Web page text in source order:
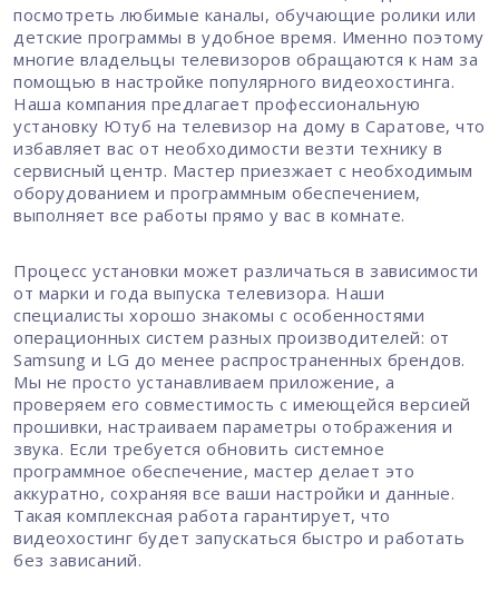
посмотреть любимые каналы, обучающие ролики или
детские программы в удобное время. Именно поэтому
многие владельцы телевизоров обращаются к нам за
помощью в настройке популярного видеохостинга.
Наша компания предлагает профессиональную
установку Ютуб на телевизор на дому в Саратове, что
избавляет вас от необходимости везти технику в
сервисный центр. Мастер приезжает с необходимым
оборудованием и программным обеспечением,
выполняет все работы прямо у вас в комнате.
Процесс установки может различаться в зависимости
от марки и года выпуска телевизора. Наши
специалисты хорошо знакомы с особенностями
операционных систем разных производителей: от
Samsung и LG до менее распространенных брендов.
Мы не просто устанавливаем приложение, а
проверяем его совместимость с имеющейся версией
прошивки, настраиваем параметры отображения и
звука. Если требуется обновить системное
программное обеспечение, мастер делает это
аккуратно, сохраняя все ваши настройки и данные.
Такая комплексная работа гарантирует, что
видеохостинг будет запускаться быстро и работать
без зависаний.